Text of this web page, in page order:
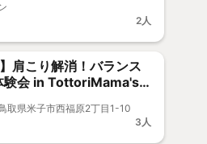
2人
】肩こり解消！バランス
験会 in TottoriMama's
県米子市西福原2丁目1-10
3人